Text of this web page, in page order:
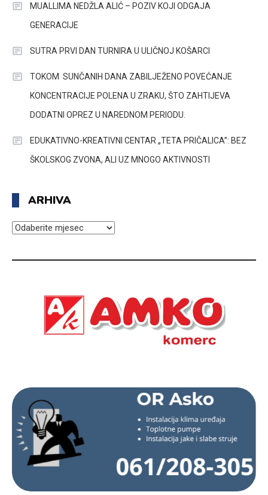
MUALLIMA NEDŽLA ALIĆ – POZIV KOJI ODGAJA
GENERACIJE
SUTRA PRVI DAN TURNIRA U ULIČNOJ KOŠARCI
TOKOM SUNČANIH DANA ZABILJEŽENO POVEĆANJE
KONCENTRACIJE POLENA U ZRAKU, ŠTO ZAHTIJEVA
DODATNI OPREZ U NAREDNOM PERIODU.
EDUKATIVNO-KREATIVNI CENTAR „TETA PRIČALICA”: BEZ
ŠKOLSKOG ZVONA, ALI UZ MNOGO AKTIVNOSTI
ARHIVA
ARHIVA